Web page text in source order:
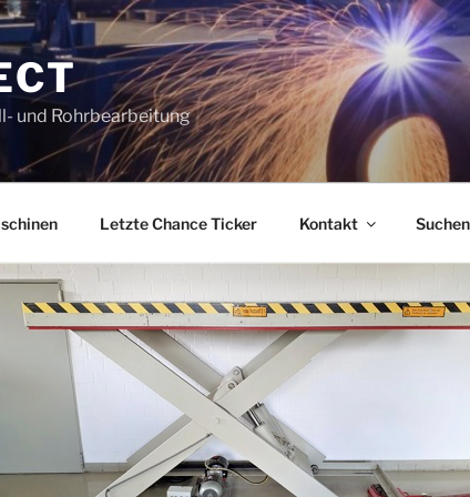
und Rohrbearbeitung
Letzte Chance Ticker Kontakt Suchen